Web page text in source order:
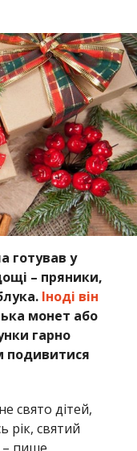
готував у
– пряники,
Іноді він
монет або
гарно
подивитися
свято дітей,
рік, святий
– пише